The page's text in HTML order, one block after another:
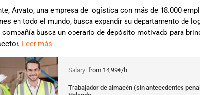
Arvato, una empresa de logística con más de 18.000
en todo el mundo, busca expandir su departamento de
compañía busca un operario de depósito motivado para
Leer más
Salary: from 14,99€/h
Trabajador de almacén (sin antecedentes